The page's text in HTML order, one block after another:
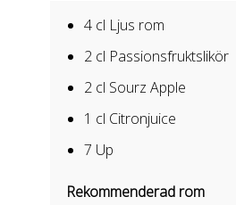
4 cl Ljus rom
2 cl Passionsfruktslikör
2 cl Sourz Apple
1 cl Citronjuice
7 Up
Rekommenderad rom